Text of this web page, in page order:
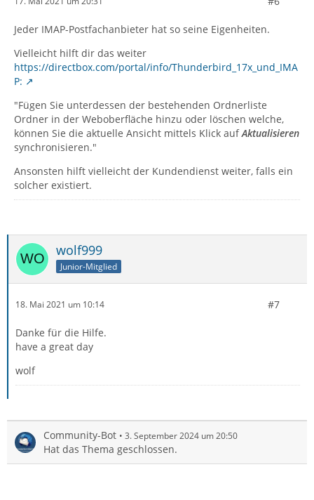
Jeder IMAP-Postfachanbieter hat so seine Eigenheiten.
Vielleicht hilft dir das weiter
https://directbox.com/portal/info/Thunderbird_17x_und_IMA
P:
"Fügen Sie unterdessen der bestehenden Ordnerliste
Ordner in der Weboberfläche hinzu oder löschen welche,
können Sie die aktuelle Ansicht mittels Klick aufAktualisieren
synchronisieren."
Ansonsten hilft vielleicht der Kundendienst weiter, falls ein
solcher existiert.
wolf999
Junior-Mitglied
18. Mai 2021 um 10:14 #7
Danke für die Hilfe.
have a great day
wolf
Community-Bot 3. September 2024 um 20:50
Hat das Thema geschlossen.